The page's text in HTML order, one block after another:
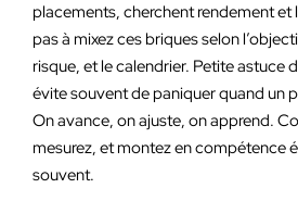
placements, cherchent rendement et
pas à mixez ces briques selon
risque, et le calendrier. Petite astuce
évite souvent de paniquer quand un
On avance, on ajuste, on apprend.
mesurez, et montez en compétence
souvent.